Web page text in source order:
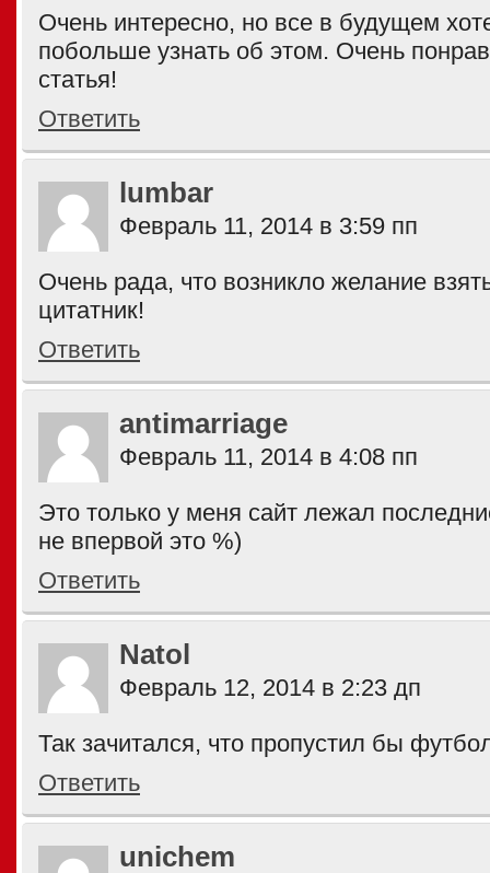
Очень интересно, но все в будущем
побольше узнать об этом. Очень
статья!
Ответить
lumbar
Февраль 11, 2014 в 3:59 пп
Очень рада, что возникло желание
цитатник!
Ответить
antimarriage
Февраль 11, 2014 в 4:08 пп
Это только у меня сайт лежал
не впервой это %)
Ответить
Natol
Февраль 12, 2014 в 2:23 дп
Так зачитался, что пропустил бы
Ответить
unichem